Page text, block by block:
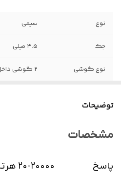
نوع سیمی
جک ۳.۵ میلی
نوع گوشی ۲ گوشی داخل گوش
توضیحات
مشخصات
پاسخ
۲۰-۲۰۰۰۰ هرتز